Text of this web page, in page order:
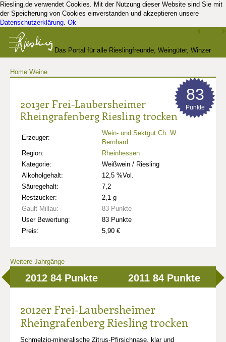
Riesling.de verwendet Cookies. Mit der Nutzung dieser Website sind Sie mit
der Speicherung von Cookies einverstanden und akzeptieren unsere
Datenschutzerklärung. Ok
Das Portal für alle Rieslingfreunde, Weingüter, Winzer
Home Weine
2013er Frei-Laubersheimer
Rheingrafenberg Riesling trocken
Erzeuger:
Wein- und Sektgut Ch. W.
Bernhard
Region:
Rheinhessen
Kategorie:
Weißwein / Riesling
Alkoholgehalt:
12,5 %Vol.
Säuregehalt:
7,2
Restzucker:
2,1 g
Gault Millau:
83 Punkte
User Bewertung:
83 Punkte
Preis:
5,90 €
83
Punkte
Weitere Jahrgänge
2012 84 Punkte 2011 84 Punkte
2012er Frei-Laubersheimer
Rheingrafenberg Riesling trocken
Schmelzig-mineralische Zitrus-Pfirsichnase, klar und